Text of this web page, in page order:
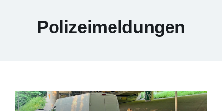
Polizeimeldungen